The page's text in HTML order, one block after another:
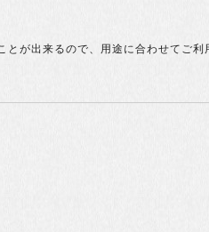
が出来るので、用途に合わせてご利